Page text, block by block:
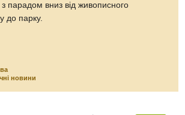
парадом вниз від живописного
до парку.
новини